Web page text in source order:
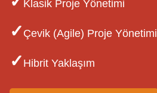
Klasik Proje Yönetimi
✓ Çevik (Agile) Proje Yönetimi
✓ Hibrit Yaklaşım